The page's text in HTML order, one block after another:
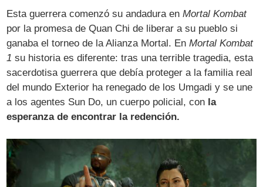
Esta guerrera comenzó su andadura enMortal Kombat
por la promesa de Quan Chi de liberar a su pueblo si
ganaba el torneo de la Alianza Mortal. EnMortal Kombat
1 su historia es diferente: tras una terrible tragedia, esta
sacerdotisa guerrera que debía proteger a la familia real
del mundo Exterior ha renegado de los Umgadi y se une
a los agentes Sun Do, un cuerpo policial, con la
esperanza de encontrar la redención.